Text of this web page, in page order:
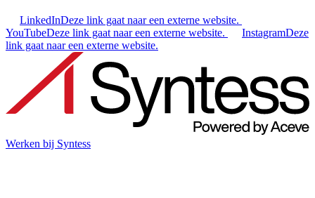
LinkedInDeze link gaat naar een externe website.
YouTubeDeze link gaat naar een externe website. InstagramDeze
link gaat naar een externe website.
Werken bij Syntess